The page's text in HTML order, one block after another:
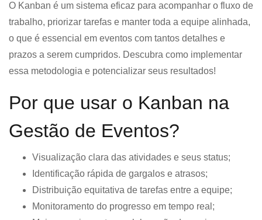
O Kanban é um sistema eficaz para acompanhar o fluxo de
trabalho, priorizar tarefas e manter toda a equipe alinhada,
o que é essencial em eventos com tantos detalhes e
prazos a serem cumpridos. Descubra como implementar
essa metodologia e potencializar seus resultados!
Por que usar o Kanban na
Gestão de Eventos?
Visualização clara das atividades e seus status;
Identificação rápida de gargalos e atrasos;
Distribuição equitativa de tarefas entre a equipe;
Monitoramento do progresso em tempo real;